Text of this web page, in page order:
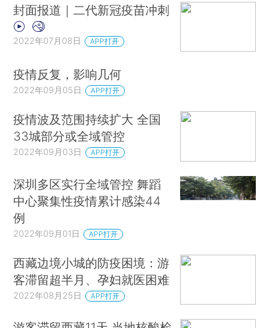
封面报道｜二代新冠疫苗冲刺
2022年07月08日 APP打开
疫情反复，影响几何
2022年09月05日 APP打开
疫情波及范围持续扩大 全国
33城部分或全域管控
2022年09月03日 APP打开
深圳多区实行全域管控 舞蹈
中心聚集性疫情累计感染44
例
2022年09月01日 APP打开
西藏边境小城的防疫困境：游
客滞留超半月、孕妇就医困难
2022年08月25日 APP打开